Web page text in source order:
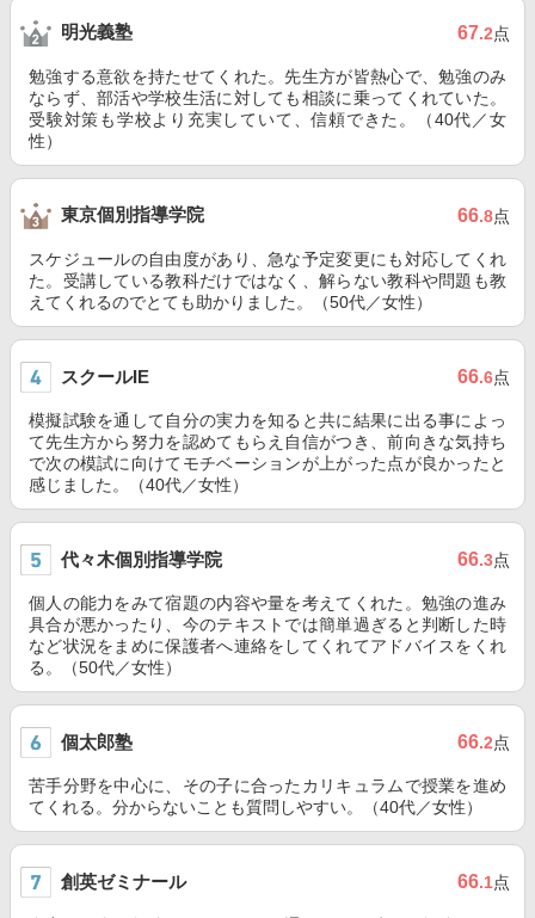
明光義塾 67.2点
勉強する意欲を持たせてくれた。先生方が皆熱心で、勉強のみ
ならず、部活や学校生活に対しても相談に乗ってくれていた。
受験対策も学校より充実していて、信頼できた。（40代／女
性）
東京個別指導学院 66.8点
スケジュールの自由度があり、急な予定変更にも対応してくれ
た。受講している教科だけではなく、解らない教科や問題も教
えてくれるのでとても助かりました。（50代／女性）
スクールIE 66.6点
模擬試験を通して自分の実力を知ると共に結果に出る事によっ
て先生方から努力を認めてもらえ自信がつき、前向きな気持ち
で次の模試に向けてモチベーションが上がった点が良かったと
感じました。（40代／女性）
代々木個別指導学院 66.3点
個人の能力をみて宿題の内容や量を考えてくれた。勉強の進み
具合が悪かったり、今のテキストでは簡単過ぎると判断した時
など状況をまめに保護者へ連絡をしてくれてアドバイスをくれ
る。（50代／女性）
個太郎塾 66.2点
苦手分野を中心に、その子に合ったカリキュラムで授業を進め
てくれる。分からないことも質問しやすい。（40代／女性）
創英ゼミナール 66.1点